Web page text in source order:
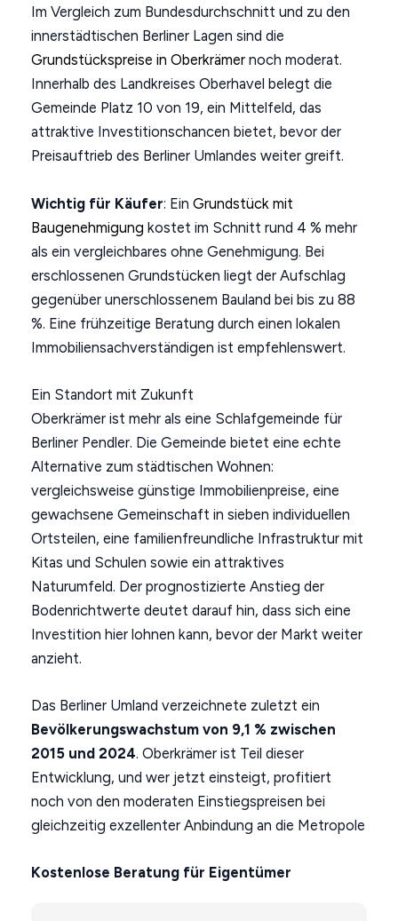
Im Vergleich zum Bundesdurchschnitt und zu den
innerstädtischen Berliner Lagen sind die
Grundstückspreise in Oberkrämer noch moderat.
Innerhalb des Landkreises Oberhavel belegt die
Gemeinde Platz 10 von 19, ein Mittelfeld, das
attraktive Investitionschancen bietet, bevor der
Preisauftrieb des Berliner Umlandes weiter greift.
Wichtig für Käufer: EinGrundstück mit
Baugenehmigung kostet im Schnitt rund 4 % mehr
als ein vergleichbares ohne Genehmigung. Bei
erschlossenen Grundstücken liegt der Aufschlag
gegenüber unerschlossenem Bauland bei bis zu 88
%. Eine frühzeitige Beratung durch einen lokalen
Immobiliensachverständigen ist empfehlenswert.
Ein Standort mit Zukunft
Oberkrämer ist mehr als eine Schlafgemeinde für
Berliner Pendler. Die Gemeinde bietet eine echte
Alternative zum städtischen Wohnen:
vergleichsweise günstige Immobilienpreise, eine
gewachsene Gemeinschaft in sieben individuellen
Ortsteilen, eine familienfreundliche Infrastruktur mit
Kitas und Schulen sowie ein attraktives
Naturumfeld. Der prognostizierte Anstieg der
Bodenrichtwerte deutet darauf hin, dass sich eine
Investition hier lohnen kann, bevor der Markt weiter
anzieht.
Das Berliner Umland verzeichnete zuletzt ein
Bevölkerungswachstum von 9,1 % zwischen
2015 und 2024. Oberkrämer ist Teil dieser
Entwicklung, und wer jetzt einsteigt, profitiert
noch von den moderaten Einstiegspreisen bei
gleichzeitig exzellenter Anbindung an die Metropole
Kostenlose Beratung für Eigentümer